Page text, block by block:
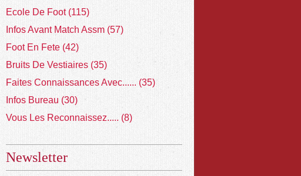
Ecole De Foot(115)
Infos Avant Match Assm (57)
Foot En Fete (42)
Bruits De Vestiaires (35)
Faites Connaissances Avec...... (35)
Infos Bureau (30)
Vous Les Reconnaissez..... (8)
Newsletter